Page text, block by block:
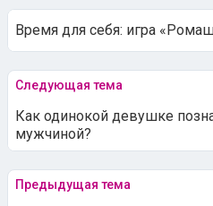
Время для себя: игра
Следующая тема
Как одинокой девушке
мужчиной?
Предыдущая тема